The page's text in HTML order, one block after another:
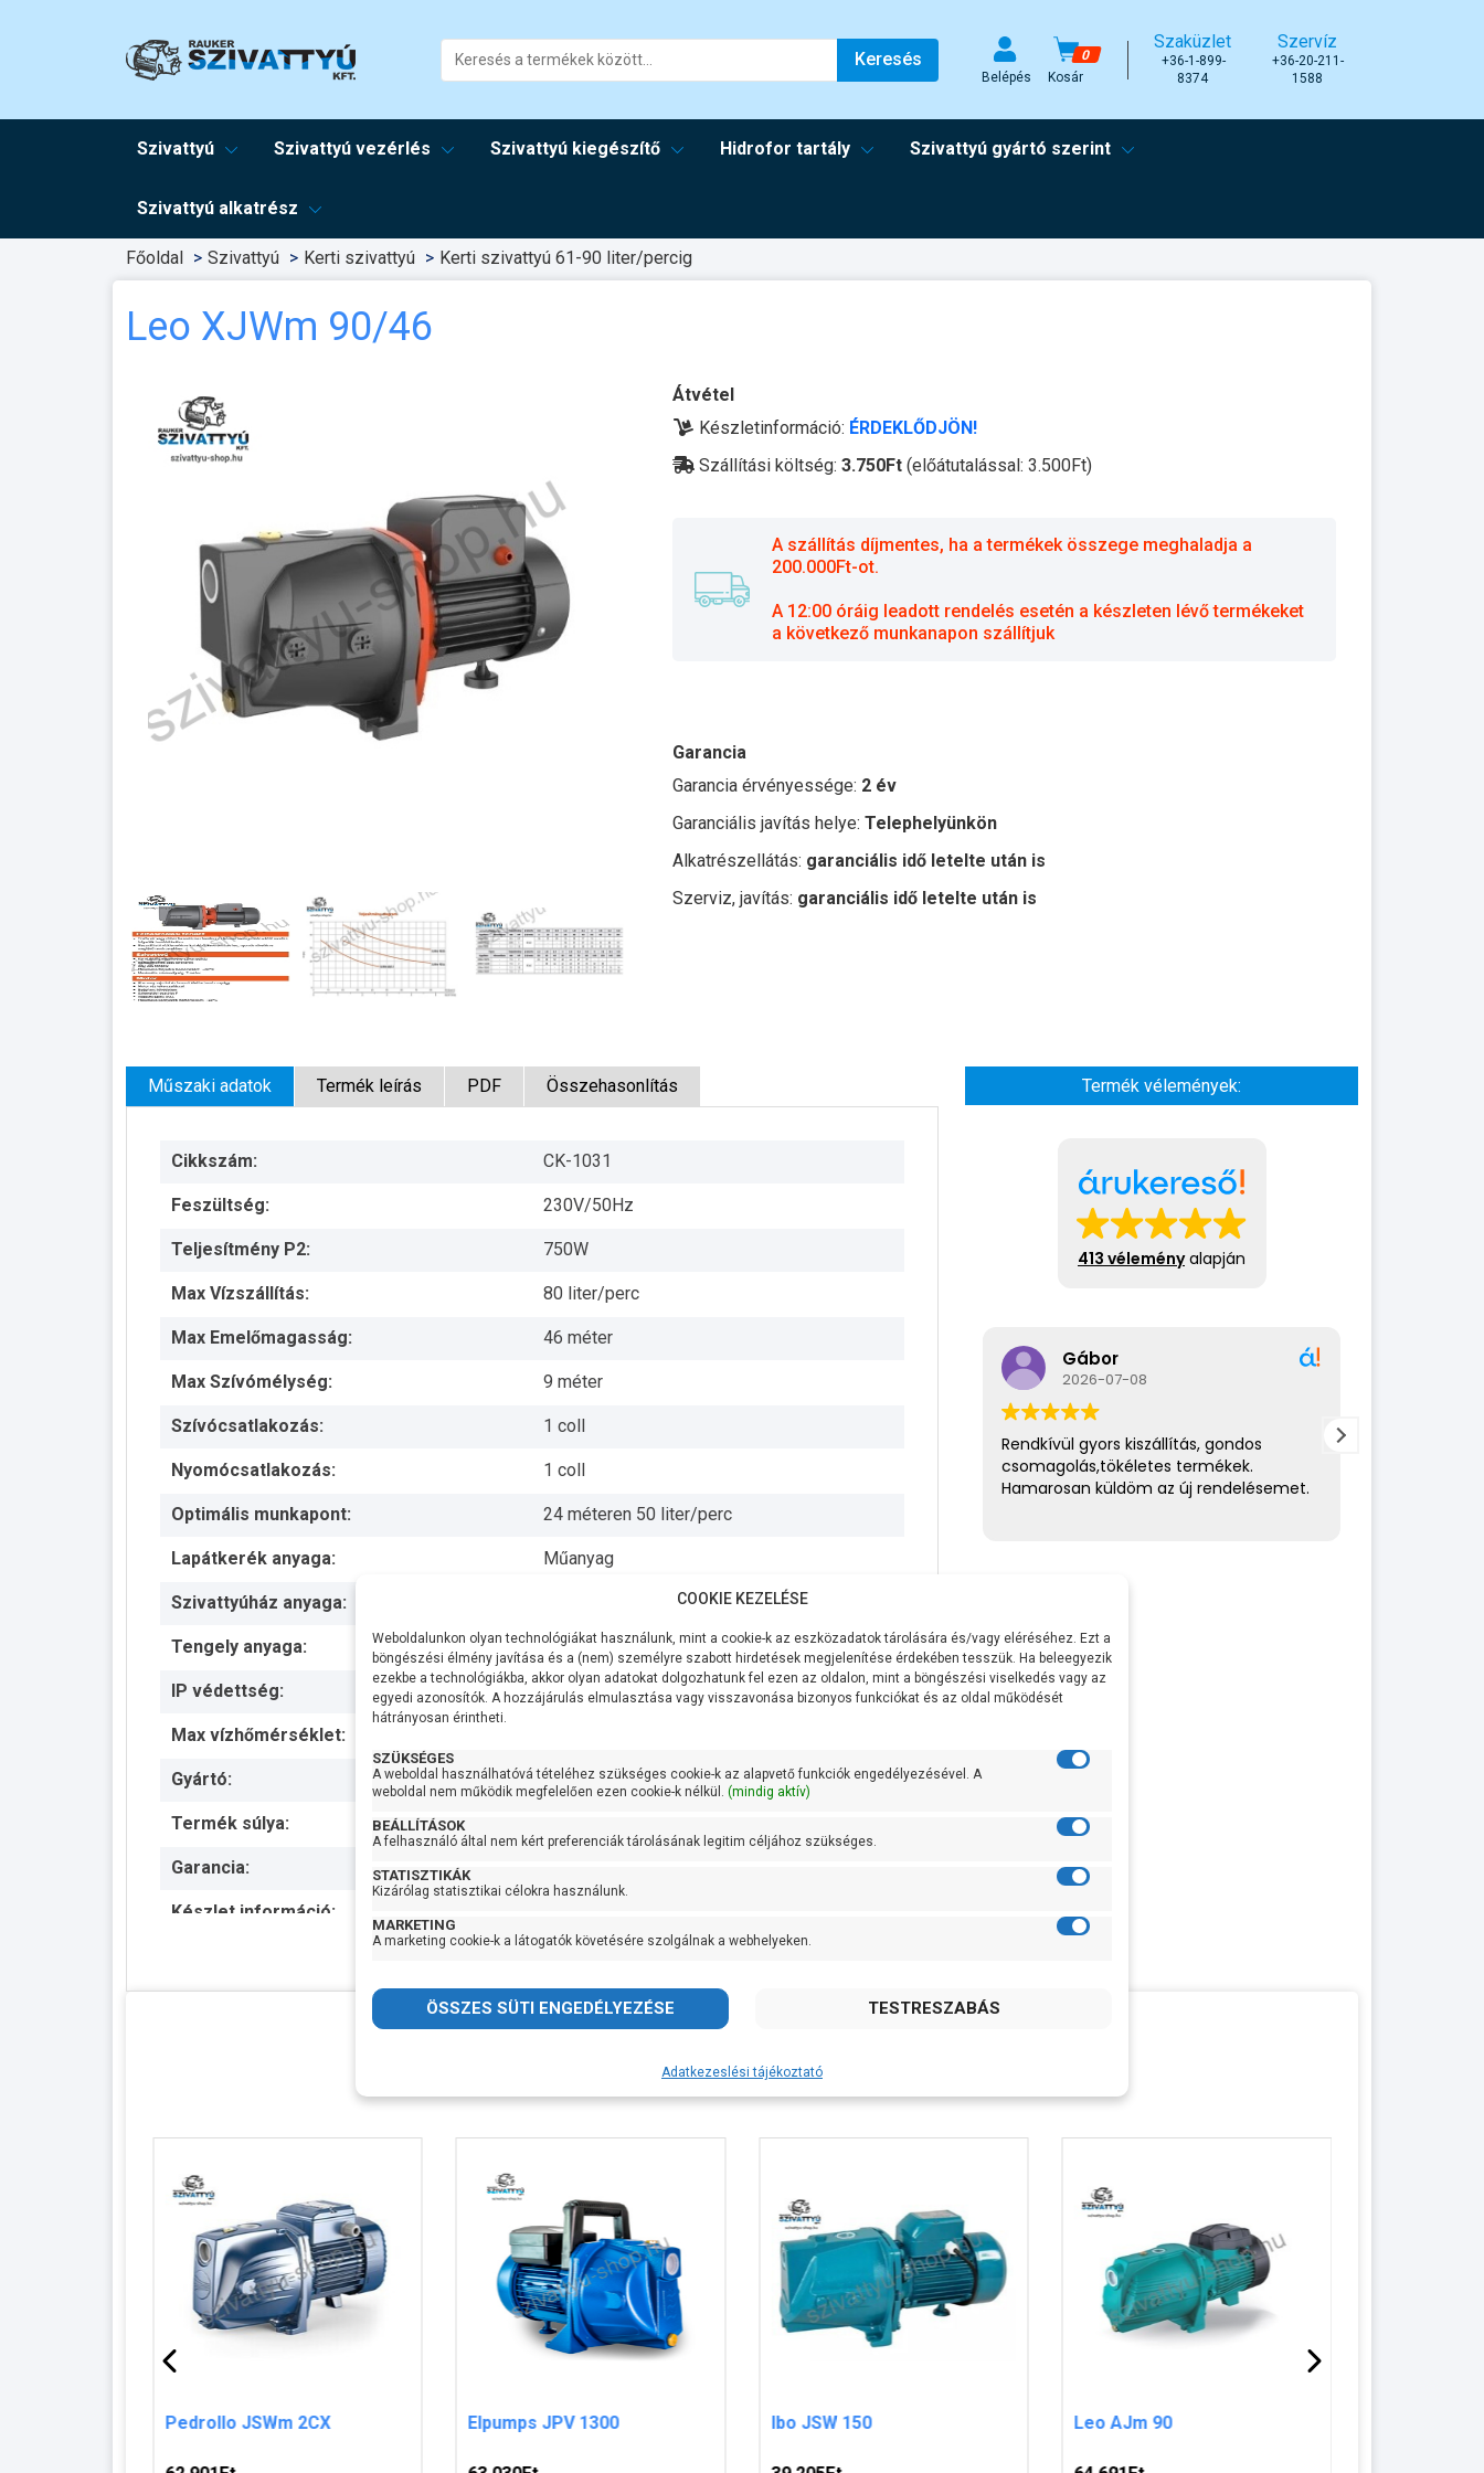
Keresés
Belépés
0
Kosár
Szaküzlet
+36-1-899-
8374
Szervíz
+36-20-211-
1588
Szivattyú Szivattyú vezérlés Szivattyú kiegészítő Hidrofor tartály Szivattyú gyártó szerint
Szivattyú alkatrész
Főoldal Szivattyú Kerti szivattyú Kerti szivattyú 61-90 liter/percig
Leo XJWm 90/46
Átvétel
Készletinformáció: ÉRDEKLŐDJÖN!
Szállítási költség: 3.750Ft (előátutalással: 3.500Ft)
A szállítás díjmentes, ha a termékek összege meghaladja a
200.000Ft-ot.
A 12:00 óráig leadott rendelés esetén a készleten lévő termékeket
a következő munkanapon szállítjuk
Garancia
Garancia érvényessége: 2 év
Garanciális javítás helye: Telephelyünkön
Alkatrészellátás: garanciális idő letelte után is
Szerviz, javítás: garanciális idő letelte után is
Műszaki adatok Termék leírás PDF Összehasonlítás
Cikkszám: CK-1031
Feszültség: 230V/50Hz
Teljesítmény P2: 750W
Max Vízszállítás: 80 liter/perc
Max Emelőmagasság: 46 méter
Max Szívómélység: 9 méter
Szívócsatlakozás: 1 coll
Nyomócsatlakozás: 1 coll
Optimális munkapont: 24 méteren 50 liter/perc
Lapátkerék anyaga: Műanyag
Szivattyúház anyaga:
Tengely anyaga: Rozsdamentes acél
IP védettség: IPX4
Max vízhőmérséklet:
Gyártó: Leo
Termék súlya:
Garancia:
Készlet információ:
Teljes tartalom betöltése
Termék vélemények:
413 véleményalapján
Gábor
2026-07-08
Rendkívül gyors kiszállítás, gondos
csomagolás,tökéletes termékek.
Hamarosan küldöm az új rendelésemet.
Kapcsolódó termékek
Pedrollo JSWm 2CX Elpumps JPV 1300 Ibo JSW 150 Leo AJm 90
COOKIE KEZELÉSE
Weboldalunkon olyan technológiákat használunk, mint a cookie-k az eszközadatok tárolására és/vagy eléréséhez. Ezt a
böngészési élmény javítása és a (nem) személyre szabott hirdetések megjelenítése érdekében tesszük. Ha beleegyezik
ezekbe a technológiákba, akkor olyan adatokat dolgozhatunk fel ezen az oldalon, mint a böngészési viselkedés vagy az
egyedi azonosítók. A hozzájárulás elmulasztása vagy visszavonása bizonyos funkciókat és az oldal működését
hátrányosan érintheti.
SZÜKSÉGES
A weboldal használhatóvá tételéhez szükséges cookie-k az alapvető funkciók engedélyezésével. A
weboldal nem működik megfelelően ezen cookie-k nélkül. (mindig aktív)
BEÁLLÍTÁSOK
A felhasználó által nem kért preferenciák tárolásának legitim céljához szükséges.
STATISZTIKÁK
Kizárólag statisztikai célokra használunk.
MARKETING
A marketing cookie-k a látogatók követésére szolgálnak a webhelyeken.
Adatkezeslési tájékoztató